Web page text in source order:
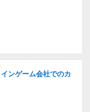
ンゲーム会社でのカ